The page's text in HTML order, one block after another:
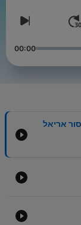
00:00
פרופסור אריאל